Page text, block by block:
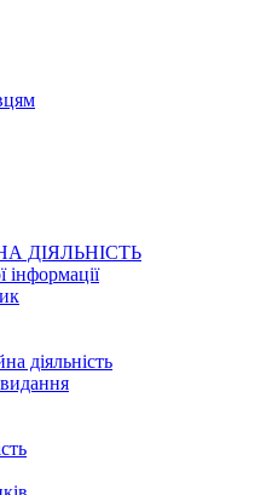
ДІЯЛЬНІСТЬ
інформації
діяльність